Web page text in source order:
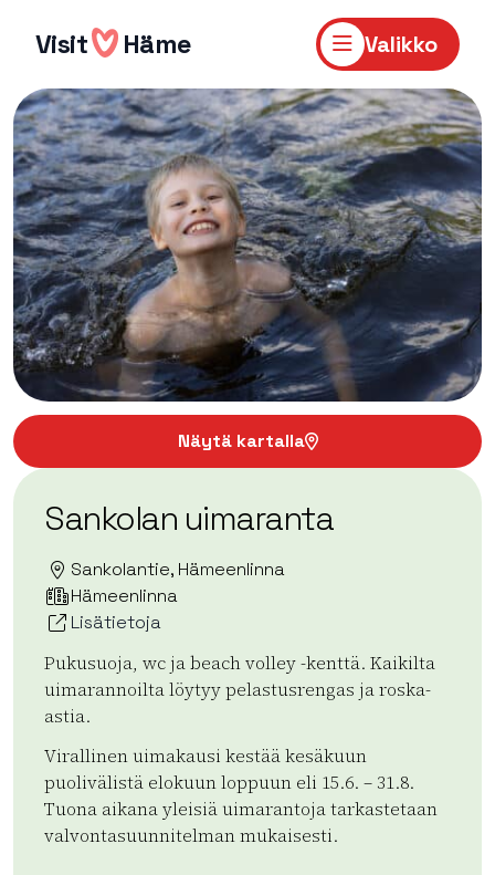
sisältöön
Visit Häme Valikko
Näytä kartalla
Sankolan uimaranta
Sankolantie, Hämeenlinna
Hämeenlinna
Lisätietoja
Pukusuoja, wc ja beach volley -kenttä. Kaikilta
uimarannoilta löytyy pelastusrengas ja roska-
astia.
Virallinen uimakausi kestää kesäkuun
puolivälistä elokuun loppuun eli 15.6. – 31.8.
Tuona aikana yleisiä uimarantoja tarkastetaan
valvontasuunnitelman mukaisesti.